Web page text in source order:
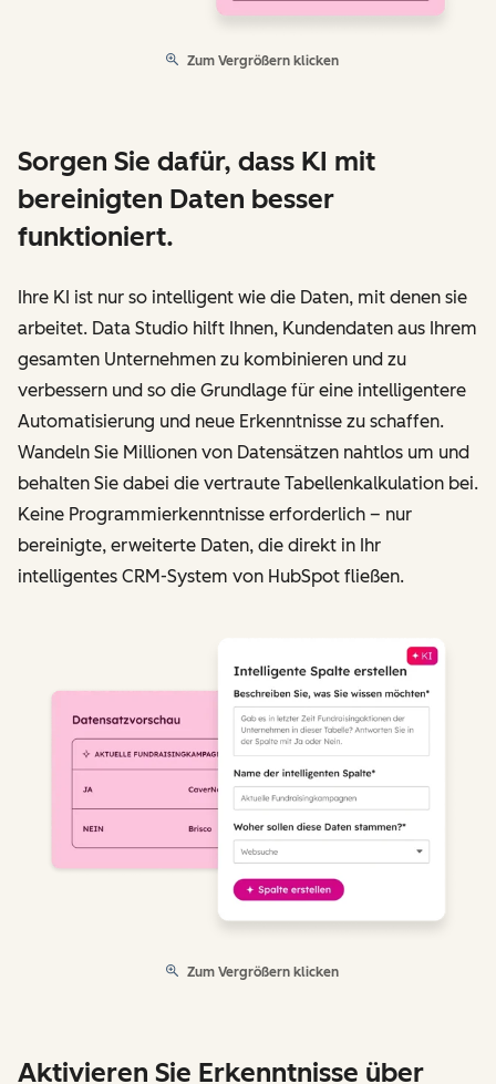
Zum Vergrößern klicken
Sorgen Sie dafür, dass KI mit
bereinigten Daten besser
funktioniert.
Ihre KI ist nur so intelligent wie die Daten, mit denen sie
arbeitet. Data Studio hilft Ihnen, Kundendaten aus Ihrem
gesamten Unternehmen zu kombinieren und zu
verbessern und so die Grundlage für eine intelligentere
Automatisierung und neue Erkenntnisse zu schaffen.
Wandeln Sie Millionen von Datensätzen nahtlos um und
behalten Sie dabei die vertraute Tabellenkalkulation bei.
Keine Programmierkenntnisse erforderlich – nur
bereinigte, erweiterte Daten, die direkt in Ihr
intelligentes CRM-System von HubSpot fließen.
Zum Vergrößern klicken
Aktivieren Sie Erkenntnisse über